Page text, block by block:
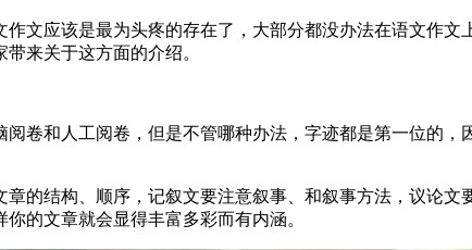
文应该是最为头疼的存在了，大部分都没办法在语文作
来关于这方面的介绍。
卷和人工阅卷，但是不管哪种办法，字迹都是第一位的
的结构、顺序，记叙文要注意叙事、和叙事方法，议论
的文章就会显得丰富多彩而有内涵。